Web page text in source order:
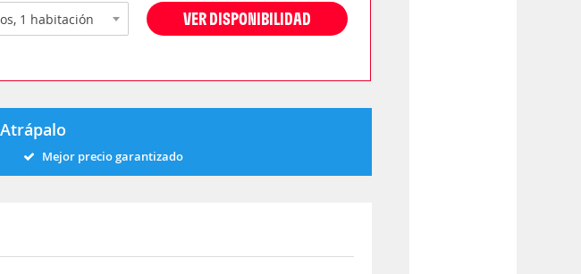
VER DISPONIBILIDAD
Mejor precio garantizado